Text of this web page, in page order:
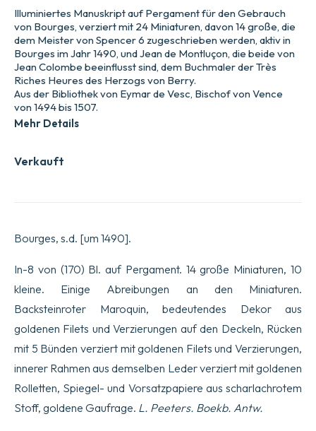
Verkauft
Illuminiertes Manuskript auf Pergament für den Gebrauch
von Bourges, verziert mit 24 Miniaturen, davon 14 große, die
dem Meister von Spencer 6 zugeschrieben werden, aktiv in
Bourges im Jahr 1490, und Jean de Montluçon, die beide von
Jean Colombe beeinflusst sind, dem Buchmaler der Très
Riches Heures des Herzogs von Berry.
Aus der Bibliothek von Eymar de Vesc, Bischof von Vence
von 1494 bis 1507.
Mehr Details
Bourges, s.d. [um 1490].
In-8 von (170) Bl. auf Pergament. 14 große Miniaturen, 10
kleine. Einige Abreibungen an den Miniaturen.
Backsteinroter Maroquin, bedeutendes Dekor aus
goldenen Filets und Verzierungen auf den Deckeln, Rücken
mit 5 Bünden verziert mit goldenen Filets und Verzierungen,
innerer Rahmen aus demselben Leder verziert mit goldenen
Rolletten, Spiegel- und Vorsatzpapiere aus scharlachrotem
Stoff, goldene Gaufrage. L. Peeters. Boekb. Antw.